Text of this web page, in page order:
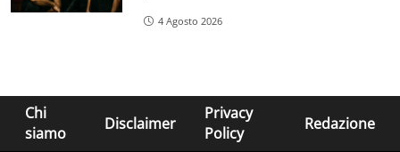
4 Agosto 2026
Chi
siamo
Disclaimer
Privacy
Policy
Redazione